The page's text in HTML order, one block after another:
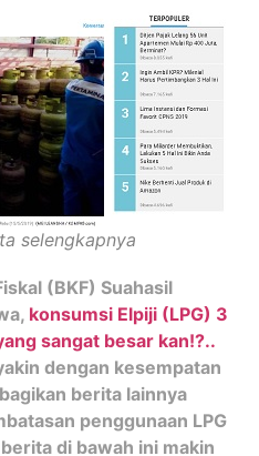
selengkapnya
(BKF) Suahasil
konsumsi Elpiji (LPG) 3
sangat besar kan!?..
dengan kesempatan
berita lainnya
penggunaan LPG
di bawah ini makin